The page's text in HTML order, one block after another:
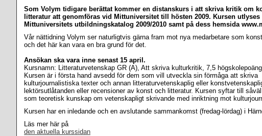
Som Volym tidigare berättat kommer en distanskurs i att skriva kritik om
litteratur att genomföras vid Mittuniversitet till hösten 2009. Kursen utlyses
Mittuniversitets utbildningskatalog 2009/2010 samt på dess hemsida
Vår nättidning Volym ser naturligtvis gärna fram mot nya medarbetare som
och det här kan vara en bra grund för det.
Ansökan ska vara inne senast 15 april.
Kursnamn: Litteraturvetenskap GR (A), Att skriva kulturkritik, 7,5
Kursen är i första hand avsedd för dem som vill utveckla sin förmåga att skriva
kulturjournalistiska texter och annan litteraturvetenskaplig eller
lektörsutlåtanden eller recensioner av konst och litteratur. Kursen syftar till
som teoretisk kunskap om vetenskapligt skrivande med inriktning mot
Kursen har en inledande och en avslutande sammankomst (fredag-lördag) i
Läs mer här på
den aktuella kurssidan